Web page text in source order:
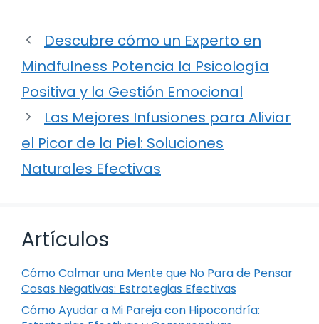
Descubre cómo un Experto en
Mindfulness Potencia la Psicología
Positiva y la Gestión Emocional
Las Mejores Infusiones para Aliviar
el Picor de la Piel: Soluciones
Naturales Efectivas
Artículos
Cómo Calmar una Mente que No Para de Pensar
Cosas Negativas: Estrategias Efectivas
Cómo Ayudar a Mi Pareja con Hipocondría: